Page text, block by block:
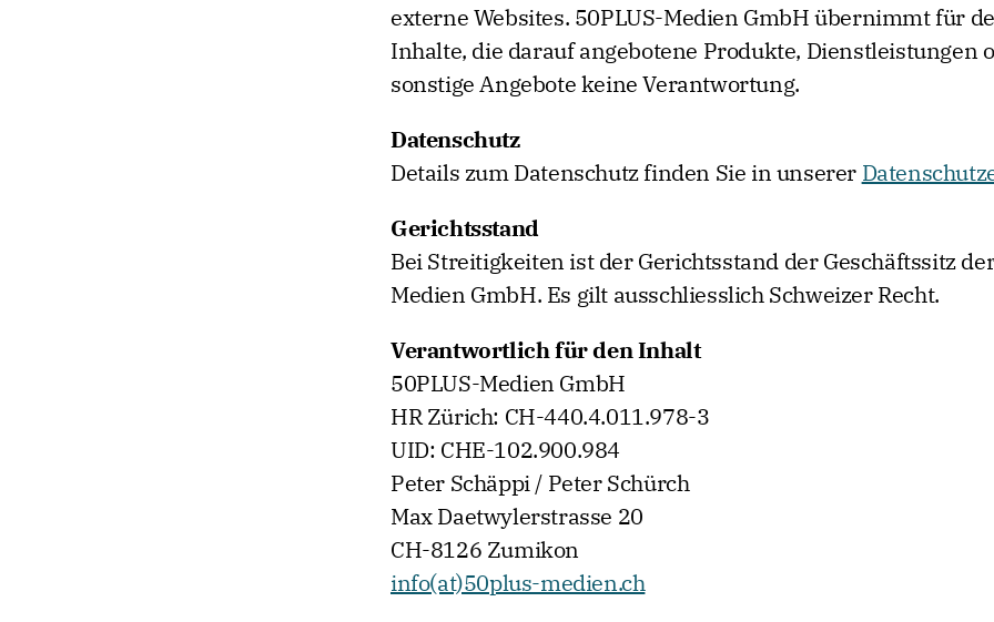
externe Websites. 50PLUS-Medien GmbH übernimmt für
Inhalte, die darauf angebotene Produkte, Dienstleistungen
sonstige Angebote keine Verantwortung.
Datenschutz
Details zum Datenschutz finden Sie in unserer
Gerichtsstand
Bei Streitigkeiten ist der Gerichtsstand der Geschäftssitz
Medien GmbH. Es gilt ausschliesslich Schweizer Recht.
Verantwortlich für den Inhalt
50PLUS-Medien GmbH
HR Zürich: CH-440.4.011.978-3
UID: CHE-102.900.984
Peter Schäppi / Peter Schürch
Max Daetwylerstrasse 20
CH-8126 Zumikon
info(at)50plus-medien.ch